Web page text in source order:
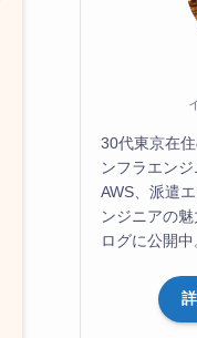
30代東京在
ンフラエン
AWS、派遣
ンジニアの
ログに公開中